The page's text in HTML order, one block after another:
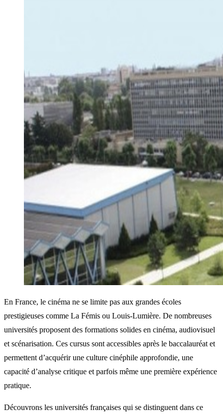
En France, le cinéma ne se limite pas aux grandes écoles
prestigieuses comme La Fémis ou Louis-Lumière. De nombreuses
universités proposent des formations solides en cinéma, audiovisuel
et scénarisation. Ces cursus sont accessibles après le baccalauréat et
permettent d’acquérir une culture cinéphile approfondie, une
capacité d’analyse critique et parfois même une première expérience
pratique.
Découvrons les universités françaises qui se distinguent dans ce